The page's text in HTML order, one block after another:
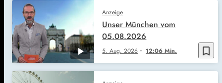
bookmark_border
Anzeige
5. Aug. 2026 12:06 Min.
Unser München vom
05.08.2026